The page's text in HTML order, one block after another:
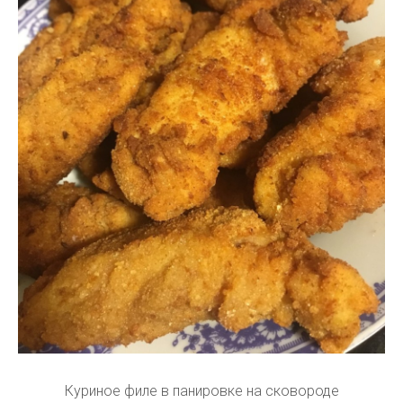
Куриное филе в панировке на сковороде